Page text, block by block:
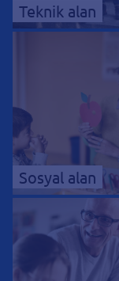
Teknik alan
Sosyal alan